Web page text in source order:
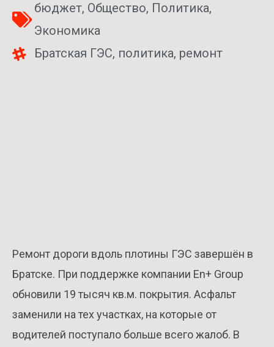
бюджет, Общество, Политика,
Экономика
Братская ГЭС, политика, ремонт
Ремонт дороги вдоль плотины ГЭС завершён в
Братске. При поддержке компании En+ Group
обновили 19 тысяч кв.м. покрытия. Асфальт
заменили на тех участках, на которые от
водителей поступало больше всего жалоб. В